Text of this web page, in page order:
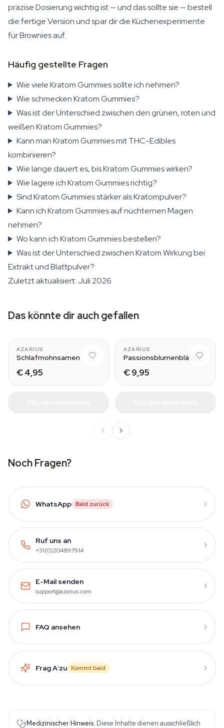
präzise Dosierung wichtig ist — und das sollte sie — bestell
die fertige Version und spar dir die Küchenexperimente
für Brownies auf.
Häufig gestellte Fragen
Wie viele Kratom Gummies sollte ich nehmen?
Wie schmecken Kratom Gummies?
Was ist der Unterschied zwischen den grünen, roten und
weißen Kratom Gummies?
Kann man Kratom Gummies mit THC-Edibles
kombinieren?
Wie lange dauert es, bis Kratom Gummies wirken?
Wie lagere ich Kratom Gummies richtig?
Sind Kratom Gummies stärker als Kratompulver?
Kann ich Kratom Gummies auf nüchternen Magen
nehmen?
Wo kann ich Kratom Gummies bestellen?
Was ist der Unterschied zwischen Kratom Wirkung bei
Extrakt und Blattpulver?
Zuletzt aktualisiert: Juli 2026
Das könnte dir auch gefallen
AZARIUS
Schlafmohnsamen
€ 4,95
AZARIUS
Passionsblumenblätter
€ 9,95
Noch Fragen?
WhatsApp Bald zurück
Ruf uns an
+31(0)204897914
E-Mail senden
support@azarius.com
FAQ ansehen
Frag Aizu Kommt bald
Medizinischer Hinweis. Diese Inhalte dienen ausschließlich